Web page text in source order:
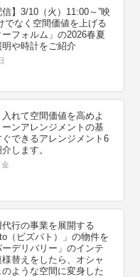
信】3/10（火）11:00～”映
でなく空間価値を上げる
ーフォルム」の2026春夏
明や時計をご紹介
れて空間価値を高めよ
ーンアレンジメントの基
できるアレンジメント6
します。
代行の事業を展開する
（ビズパト）」の物件を
ーデリバリー」のインテ
様替えをしたら、オシャ
のような空間に変身した